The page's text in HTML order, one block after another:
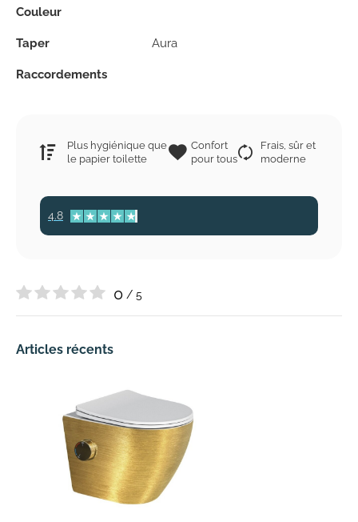
Couleur
Taper Aura
Raccordements
Plus hygiénique que
le papier toilette
Confort
pour tous
Frais, sûr et
moderne
4.8
0 / 5
Articles récents